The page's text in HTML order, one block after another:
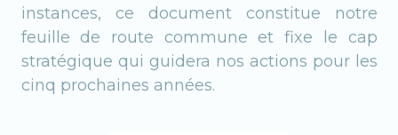
instances, ce document constitue notre
feuille de route commune et fixe le cap
stratégique qui guidera nos actions pour les
cinq prochaines années.